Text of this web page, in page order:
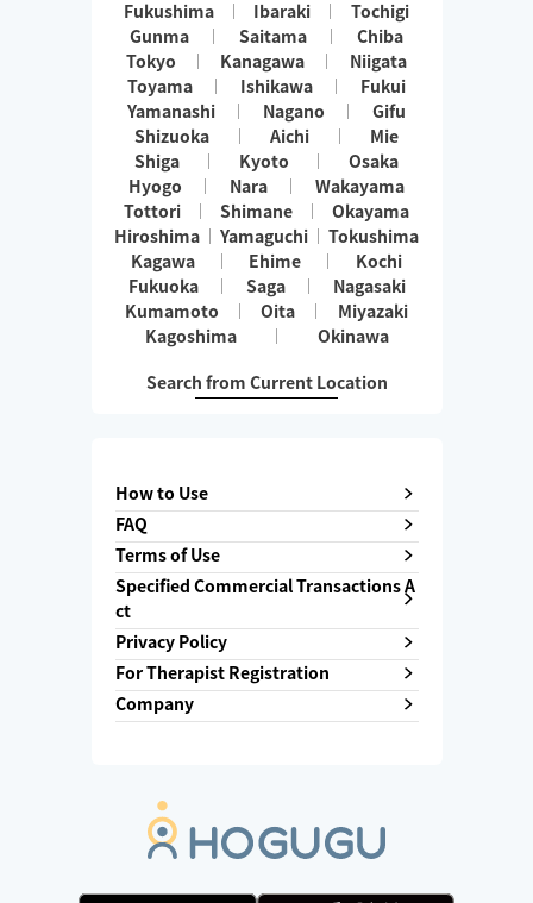
Fukushima
Ibaraki
Tochigi
Gunma
Saitama
Chiba
Tokyo
Kanagawa
Niigata
Toyama
Ishikawa
Fukui
Yamanashi
Nagano
Gifu
Shizuoka
Aichi
Mie
Shiga
Kyoto
Osaka
Hyogo
Nara
Wakayama
Tottori
Shimane
Okayama
Hiroshima
Yamaguchi
Tokushima
Kagawa
Ehime
Kochi
Fukuoka
Saga
Nagasaki
Kumamoto
Oita
Miyazaki
Kagoshima
Okinawa
Search from Current Location
How to Use
FAQ
Terms of Use
Specified Commercial Transactions A
ct
Privacy Policy
For Therapist Registration
Company